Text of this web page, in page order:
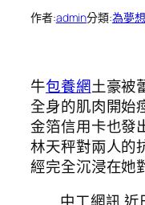
作者:admin分類:為夢
牛包養網土豪被
全身的肌肉開始
金箔信用卡也發
林天秤對兩人的
經完全沉浸在她